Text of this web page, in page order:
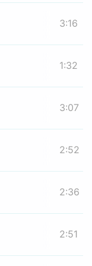
3:16
1:32
3:07
2:52
2:36
2:51